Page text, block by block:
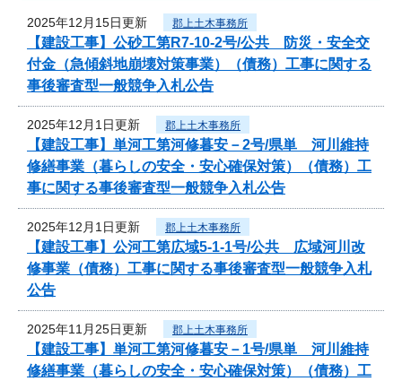
2025年12月15日更新 郡上土木事務所
【建設工事】公砂工第R7-10-2号/公共 防災・安全交
付金（急傾斜地崩壊対策事業）（債務）工事に関する
事後審査型一般競争入札公告
2025年12月1日更新 郡上土木事務所
【建設工事】単河工第河修暮安－2号/県単 河川維持
修繕事業（暮らしの安全・安心確保対策）（債務）工
事に関する事後審査型一般競争入札公告
2025年12月1日更新 郡上土木事務所
【建設工事】公河工第広域5-1-1号/公共 広域河川改
修事業（債務）工事に関する事後審査型一般競争入札
公告
2025年11月25日更新 郡上土木事務所
【建設工事】単河工第河修暮安－1号/県単 河川維持
修繕事業（暮らしの安全・安心確保対策）（債務）工